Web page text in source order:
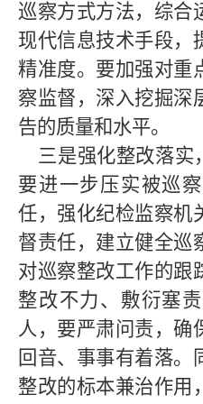
巡察方式方法，综合
现代信息技术手段，
精准度。要加强对重
察监督，深入挖掘深
告的质量和水平。
三是强化整改落实
要进一步压实被巡
任，强化纪检监察机
督责任，建立健全巡
对巡察整改工作的跟
整改不力、敷衍塞
人，要严肃问责，确
回音、事事有着落。
整改的标本兼治作用